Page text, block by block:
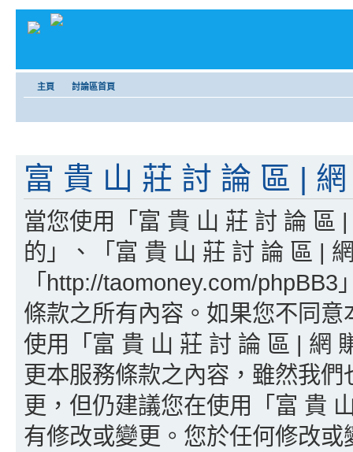
主頁 討論區首頁
富 貴 山 莊 討 論 區 |
當您使用「富 貴 山 莊 討 論 區
的」、「富 貴 山 莊 討 論 區 |
「http://taomoney.com/
條款之所有內容。如果您不同
使用「富 貴 山 莊 討 論 區 | 網
更本服務條款之內容，雖然我
更，但仍建議您在使用「富 貴
有修改或變更。您於任何修改